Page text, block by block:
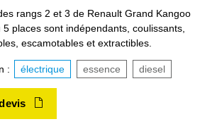
rangs 2 et 3 de Renault Grand Kangoo
places sont indépendants, coulissants,
escamotables et extractibles.
: électrique essence diesel